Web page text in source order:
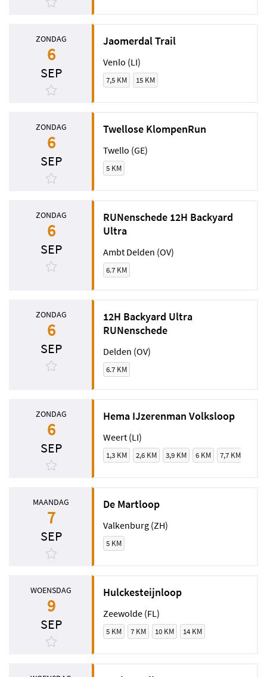
ZONDAG
6
SEP
Jaomerdal Trail
Venlo (LI)
7,5 KM 15 KM
ZONDAG
6
SEP
Twellose KlompenRun
Twello (GE)
5 KM
ZONDAG
6
SEP
RUNenschede 12H Backyard
Ultra
Ambt Delden (OV)
6.7 KM
ZONDAG
6
SEP
12H Backyard Ultra
RUNenschede
Delden (OV)
6.7 KM
ZONDAG
6
SEP
Hema IJzerenman Volksloop
Weert (LI)
1,3 KM 2,6 KM 3,9 KM 6 KM 7,7 KM
MAANDAG
7
SEP
De Martloop
Valkenburg (ZH)
5 KM
WOENSDAG
9
SEP
Hulckesteijnloop
Zeewolde (FL)
5 KM 7 KM 10 KM 14 KM